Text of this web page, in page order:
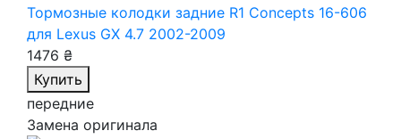
Тормозные колодки задние R1 Concepts 16-606
для Lexus GX 4.7 2002-2009
1476 ₴
Купить
передние
Замена оригинала